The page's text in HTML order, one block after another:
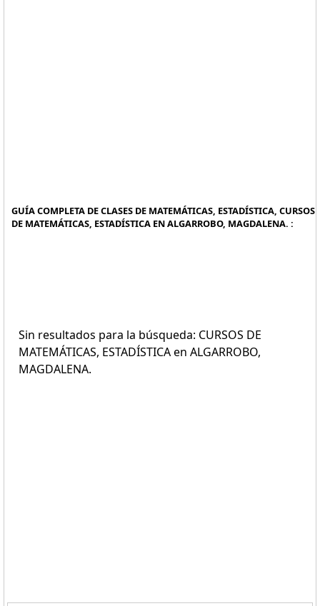
GUÍA COMPLETA DE CLASES DE MATEMÁTICAS, ESTADÍSTICA, CURSOS
DE MATEMÁTICAS, ESTADÍSTICA EN ALGARROBO, MAGDALENA. :
Sin resultados para la búsqueda: CURSOS DE
MATEMÁTICAS, ESTADÍSTICA en ALGARROBO,
MAGDALENA.